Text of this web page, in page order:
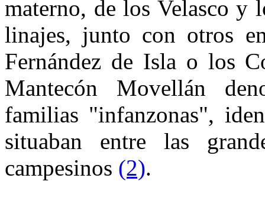
materno, de los Velasco y
linajes, junto con otros
Fernández de Isla o los
Mantecón Movellán
familias "infanzonas",
situaban entre las
campesinos (2).